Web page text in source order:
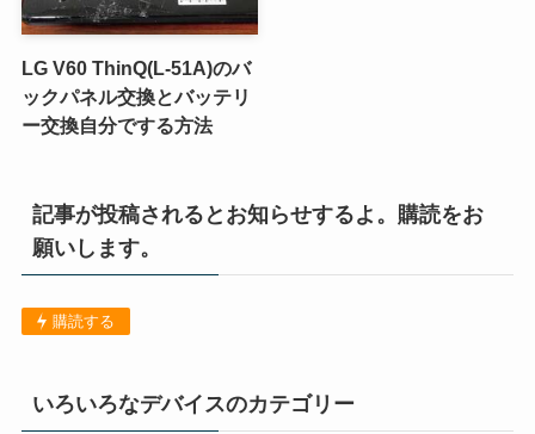
LG V60 ThinQ(L-51A)のバ
ックパネル交換とバッテリ
ー交換自分でする方法
記事が投稿されるとお知らせするよ。購読をお
願いします。
購読する
いろいろなデバイスのカテゴリー